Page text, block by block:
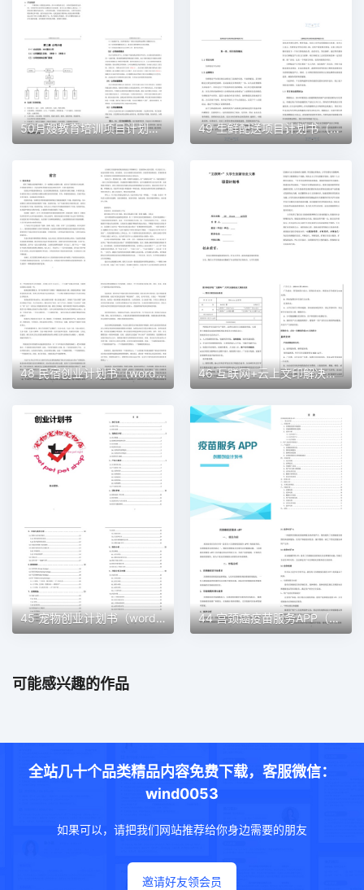
50月嫂教育培训项目计划书（word＋ppt配套）创业计划书word模板 49 生鲜配送项目计划书（word＋ppt配套）创业计划书word模板
48 民宿创业计划书（word＋ppt配套）创业计划书word模板 46 互联网+云上文印解决方案创业计划书（word＋ppt配套）创业计划书word模板
45 宠物创业计划书（word＋ppt配套）创业计划书word模板 44 宫颈癌疫苗服务APP（word＋ppt配套）创业计划书word模板
可能感兴趣的作品
全站几十个品类精品内容免费下载，客服微信：
wind0053
如果可以，请把我们网站推荐给你身边需要的朋友
邀请好友领会员